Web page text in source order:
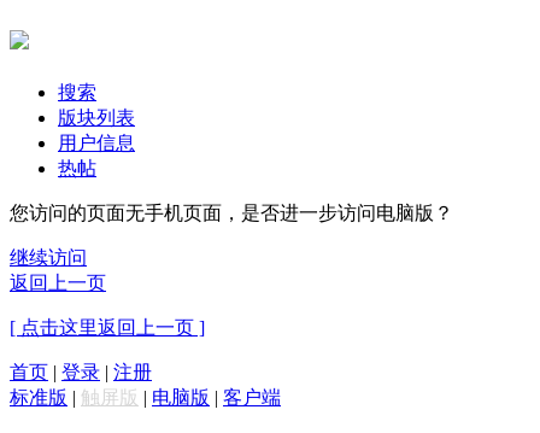
搜索
版块列表
用户信息
热帖
您访问的页面无手机页面，是否进一步访问电脑版？
继续访问
返回上一页
[ 点击这里返回上一页 ]
首页 | 登录 | 注册
标准版 | 触屏版 | 电脑版 | 客户端